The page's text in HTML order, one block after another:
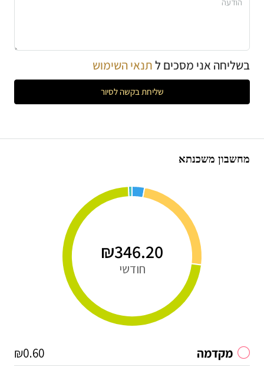
בשליחה אני מסכים לתנאי השימוש
שליחת בקשה לסיור
מחשבון משכנתא
₪346.20
חודשי
מקדמה
₪0.60